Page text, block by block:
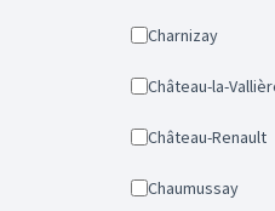
Charnizay
Château-la-
Château-Renault
Chaumussay